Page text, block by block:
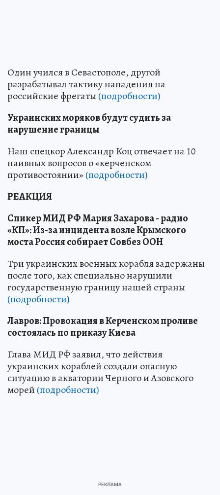
Один учился в Севастополе, другой
разрабатывал тактику нападения на
российские фрегаты (подробности)
Украинских моряков будут судить за
нарушение границы
Наш спецкор Александр Коц отвечает на 10
наивных вопросов о «керченском
противостоянии» (подробности)
РЕАКЦИЯ
Спикер МИД РФ Мария Захарова - радио
«КП»: Из-за инцидента возле Крымского
моста Россия собирает Совбез ООН
Три украинских военных корабля задержаны
после того, как специально нарушили
государственную границу нашей страны
(подробности)
Лавров: Провокация в Керченском проливе
состоялась по приказу Киева
Глава МИД РФ заявил, что действия
украинских кораблей создали опасную
ситуацию в акватории Черного и Азовского
морей (подробности)